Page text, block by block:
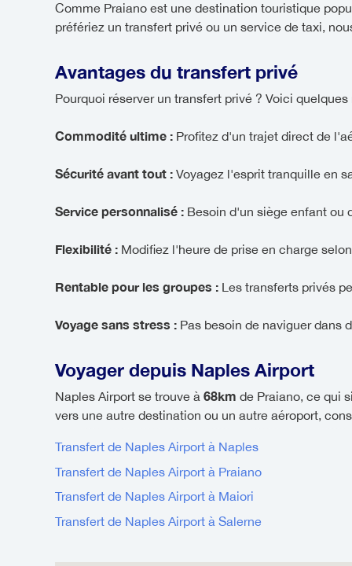
Comme Praiano est une destination touristique
préfériez un transfert privé ou un service de taxi,
Avantages du transfert privé
Pourquoi réserver un transfert privé ? Voici
Commodité ultime :Profitez d'un trajet direct de
Sécurité avant tout :Voyagez l'esprit tranquille en
Service personnalisé :Besoin d'un siège enfant ou
Flexibilité :Modifiez l'heure de prise en charge
Rentable pour les groupes :Les transferts privés
Voyage sans stress :Pas besoin de naviguer dans
Voyager depuis Naples Airport
Naples Airport se trouve à 68km de Praiano, ce qui
vers une autre destination ou un autre aéroport,
Transfert de Naples Airport à Naples
Transfert de Naples Airport à Praiano
Transfert de Naples Airport à Maiori
Transfert de Naples Airport à Salerne